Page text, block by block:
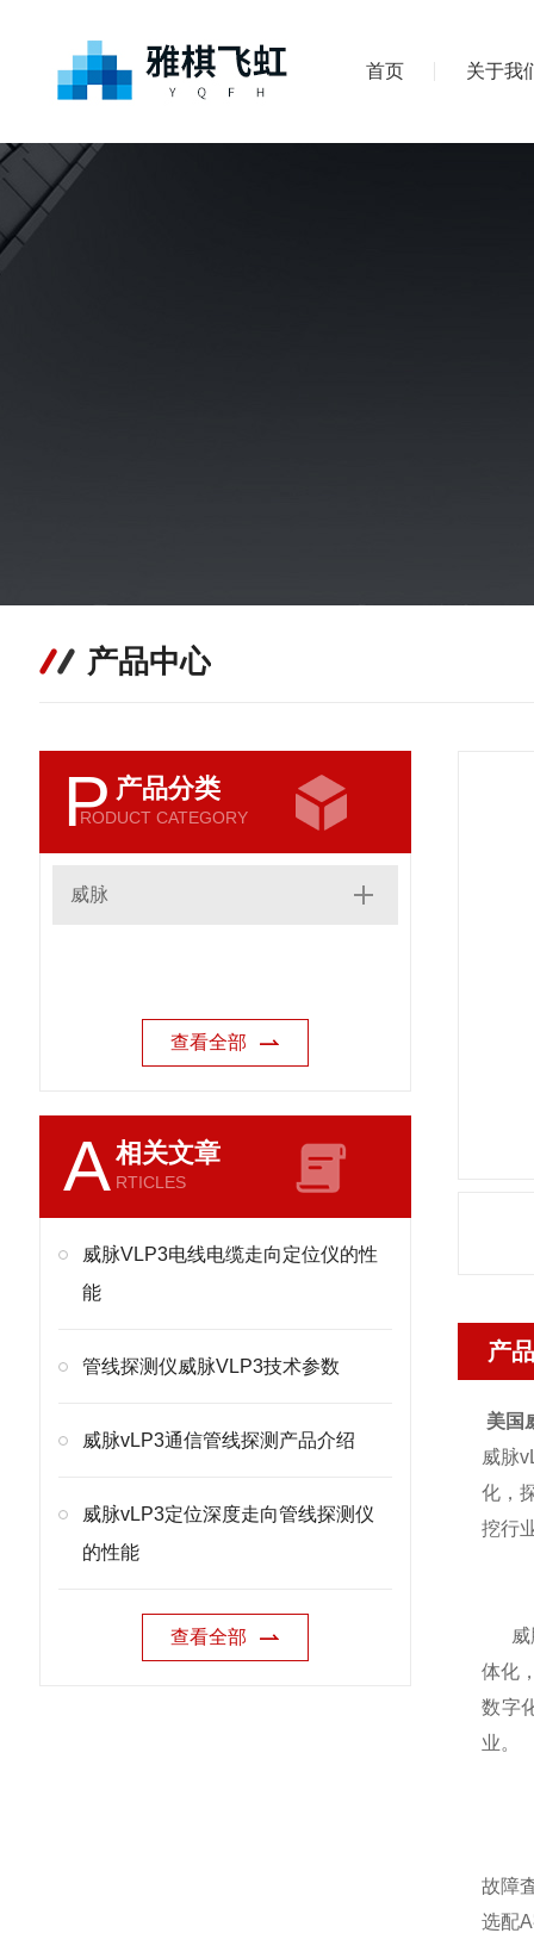
首页 关于我
产品中心
P 产品分类
RODUCT CATEGORY
威脉
查看全部
A相关文章
RTICLES
威脉VLP3电线电缆走向定位仪的性
能
管线探测仪威脉VLP3技术参数
威脉vLP3通信管线探测产品介绍
威脉vLP3定位深度走向管线探测仪
的性能
查看全部
产
美国
威脉
化，
挖行
威
体化
数字
业。
故障
选配